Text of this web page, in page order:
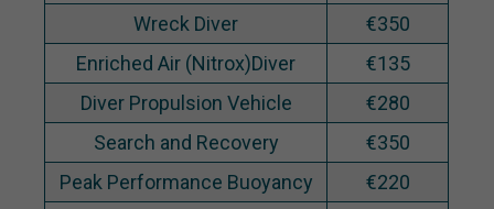
Wreck Diver
€350
Enriched Air (Nitrox)Diver
€135
Diver Propulsion Vehicle
€280
Search and Recovery
€350
Peak Performance Buoyancy
€220